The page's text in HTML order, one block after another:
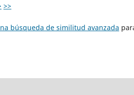
>>
búsqueda de similitud avanzada